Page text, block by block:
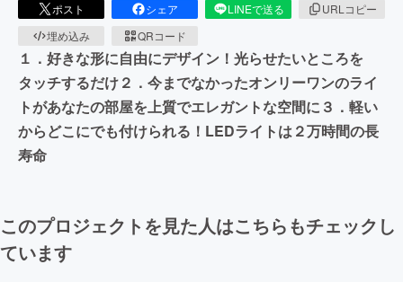
ポスト シェア LINEで送る
URLコピー
埋め込み
QRコード
１．好きな形に自由にデザイン！光らせたいところを
タッチするだけ２．今までなかったオンリーワンのライ
トがあなたの部屋を上質でエレガントな空間に３．軽い
からどこにでも付けられる！LEDライトは２万時間の長
寿命
このプロジェクトを見た人はこちらもチェックし
ています